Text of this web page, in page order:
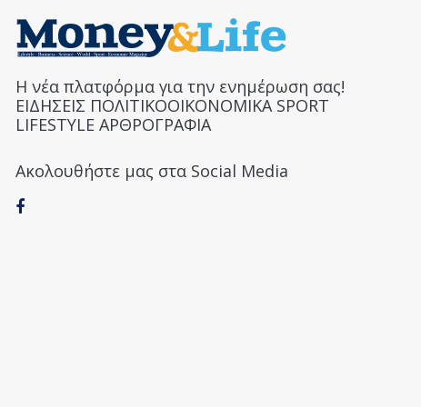
Η νέα πλατφόρμα για την ενημέρωση σας!
ΕΙΔΗΣΕΙΣ ΠΟΛΙΤΙΚΟΟΙΚΟΝΟΜΙΚΑ SPORT
LIFESTYLE ΑΡΘΡΟΓΡΑΦΙΑ
Ακολουθήστε μας στα Social Media